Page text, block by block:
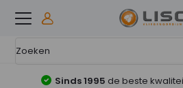
Sinds 1995 de beste